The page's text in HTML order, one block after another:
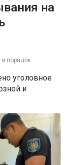
на
и порядок
уголовное
и